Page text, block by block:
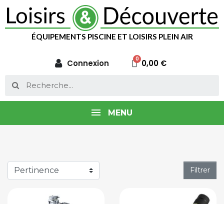
ÉQUIPEMENTS PISCINE ET LOISIRS PLEIN AIR
Connexion 0,00 €
MENU
Filtrer